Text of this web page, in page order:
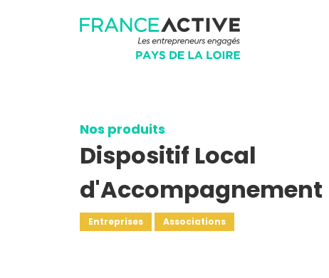
Nos produits
Dispositif Local
d'Accompagnement
Entreprises Associations